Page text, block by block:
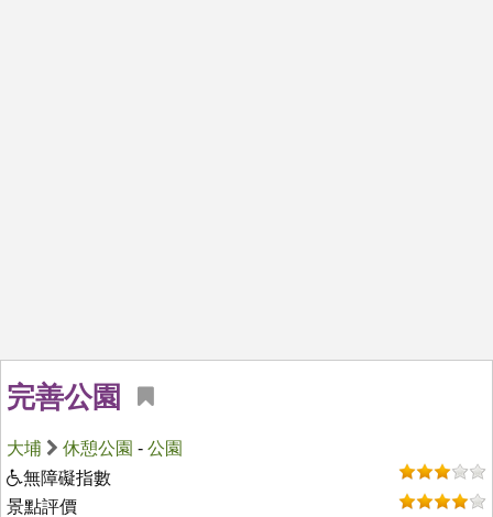
完善公園
大埔 休憩公園 - 公園
無障礙指數
景點評價